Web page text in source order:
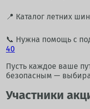
📍 Каталог летних
📞 Нужна помощь с
40
Пусть каждое ваше
безопасным —
Участники